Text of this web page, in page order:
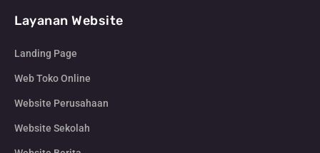
Layanan Website
Landing Page
Web Toko Online
Website Perusahaan
Website Sekolah